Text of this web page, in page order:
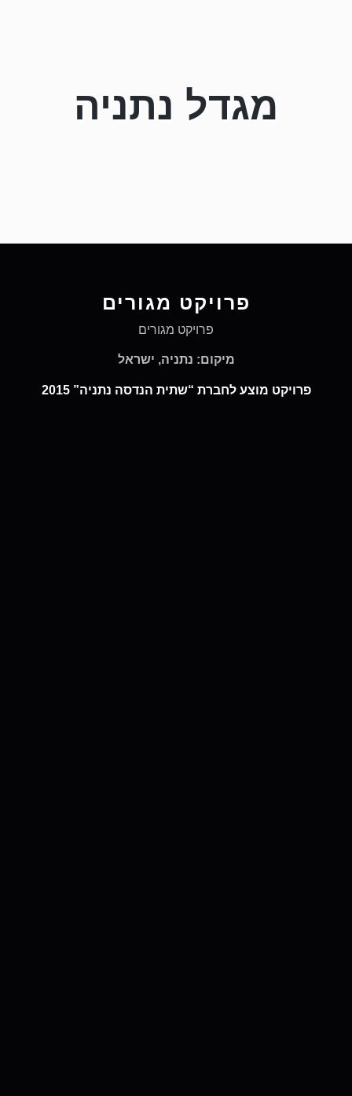
מגדל נתניה
פרויקט מגורים
פרויקט מגורים
מיקום: נתניה, ישראל
פרויקט מוצע לחברת “שתית הנדסה נתניה” 2015